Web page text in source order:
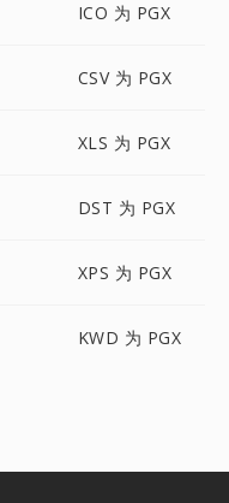
ICO 为 PGX
CSV 为 PGX
XLS 为 PGX
DST 为 PGX
XPS 为 PGX
KWD 为 PGX